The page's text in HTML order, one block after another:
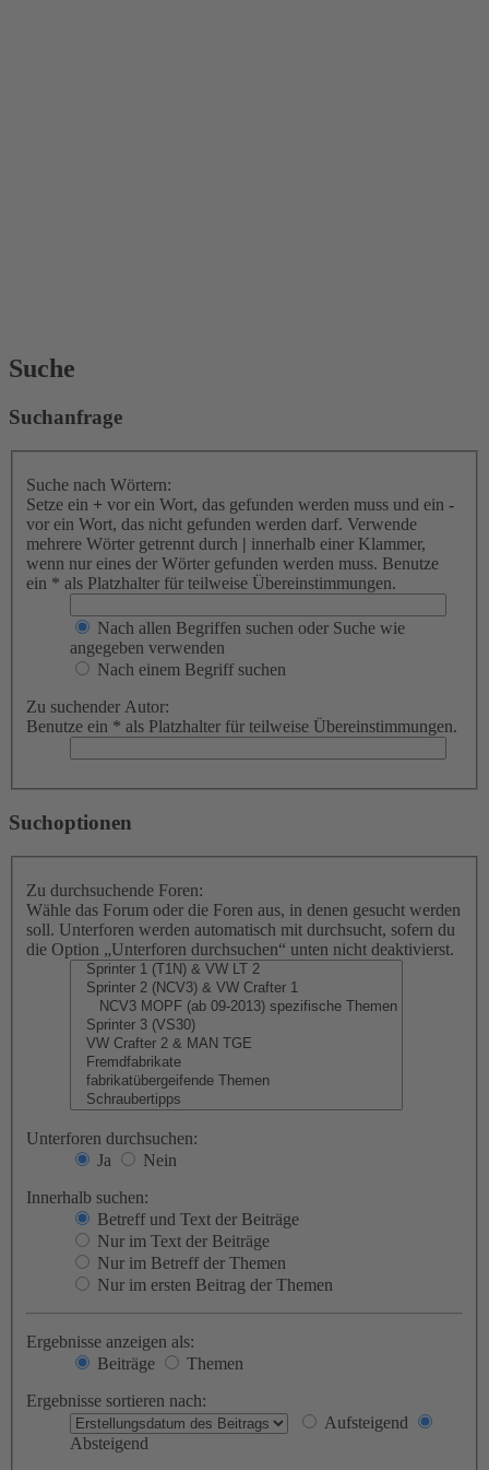
Suche
Suchanfrage
Suche nach Wörtern:
Setze ein + vor ein Wort, das gefunden werden muss und ein -
vor ein Wort, das nicht gefunden werden darf. Verwende
mehrere Wörter getrennt durch | innerhalb einer Klammer,
wenn nur eines der Wörter gefunden werden muss. Benutze
ein * als Platzhalter für teilweise Übereinstimmungen.
Nach allen Begriffen suchen oder Suche wie
angegeben verwenden
Nach einem Begriff suchen
Zu suchender Autor:
Benutze ein * als Platzhalter für teilweise Übereinstimmungen.
Suchoptionen
Zu durchsuchende Foren:
Wähle das Forum oder die Foren aus, in denen gesucht werden
soll. Unterforen werden automatisch mit durchsucht, sofern du
die Option „Unterforen durchsuchen“ unten nicht deaktivierst.
Unterforen durchsuchen:
Ja
Nein
Innerhalb suchen:
Betreff und Text der Beiträge
Nur im Text der Beiträge
Nur im Betreff der Themen
Nur im ersten Beitrag der Themen
Ergebnisse anzeigen als:
Beiträge
Themen
Ergebnisse sortieren nach:
Aufsteigend
Absteigend